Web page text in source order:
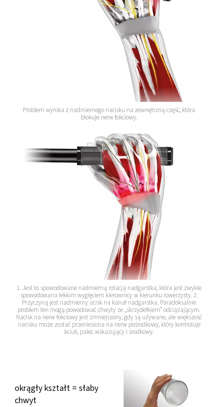
Problem wynika z nadmiernego nacisku na zewnętrzną część, która
blokuje nerw łokciowy.
1. Jest to spowodowane nadmierną rotacją nadgarstka, która jest zwykle
spowodowana lekkim wygięciem kierownicy w kierunku rowerzysty. 2.
Przyczyną jest nadmierny ucisk na kanał nadgarstka. Paradoksalnie
problem ten mogą powodować chwyty ze „skrzydełkiem” odciążającym.
Nacisk na nerw łokciowy jest zmniejszony, gdy są używane, ale większość
nacisku może zostać przeniesiona na nerw pośrodkowy, który kontroluje
kciuk, palec wskazujący i środkowy.
okrągły kształt = słaby
chwyt